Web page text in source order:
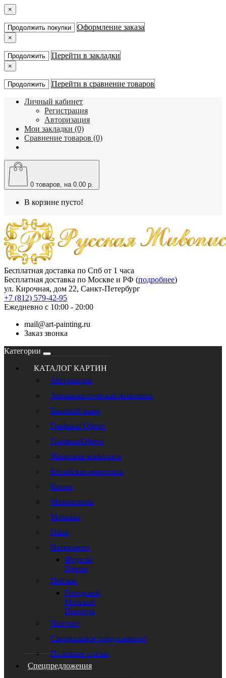
×
Продолжить покупки Оформление заказа
×
Продолжить Перейти в закладки
×
Продолжить Перейти в сравнение товаров
Личный кабинет
Регистрация
Авторизация
Мои закладки (0)
Сравнение товаров (0)
0 товаров, на 0.00 р.
В корзине пусто!
Бесплатная доставка по Спб от 1 часа
Бесплатная доставка по Москве и РФ (подробнее)
ул. Кирочная, дом 22, Санкт-Петербург
+7 (812) 579-42-95
Ежедневно с 10:00 - 20:00
mail@art-painting.ru
Заказ звонка
Категории
КАТАЛОГ КАРТИН
Абстракции
Анималистическая живопись
Бытовой жанр
Графика/ Офорт
Графика/Офорт
Жанровая живопись
Китайская живопись
Копии
Миниатюры
Мозаика
Наив
Натюрморт
Фрукты
Цветы
Пейзаж
Городской
Морской
Природа
Портрет
Специальное предложение!
Полезные статьи
Спецпредложения